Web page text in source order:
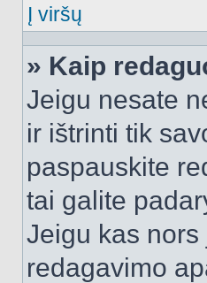
Į viršų
» Kaip
Jeigu nesate
ir ištrinti tik
paspauskite
tai galite
Jeigu kas
redagavimo